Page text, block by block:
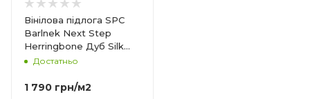
Вінілова підлога SPC
Barlnek Next Step
Herringbone Дуб Silk
DP5000029
Достатньо
1 790 грн/м2